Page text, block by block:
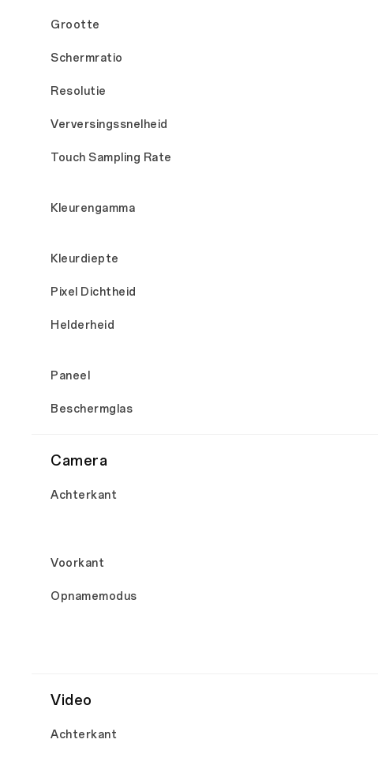
Grootte
Schermratio
Resolutie
Verversingssnelheid
Touch Sampling Rate
Kleurengamma
Kleurdiepte
Pixel Dichtheid
Helderheid
Paneel
Beschermglas
Camera
Achterkant
Voorkant
Opnamemodus
Video
Achterkant